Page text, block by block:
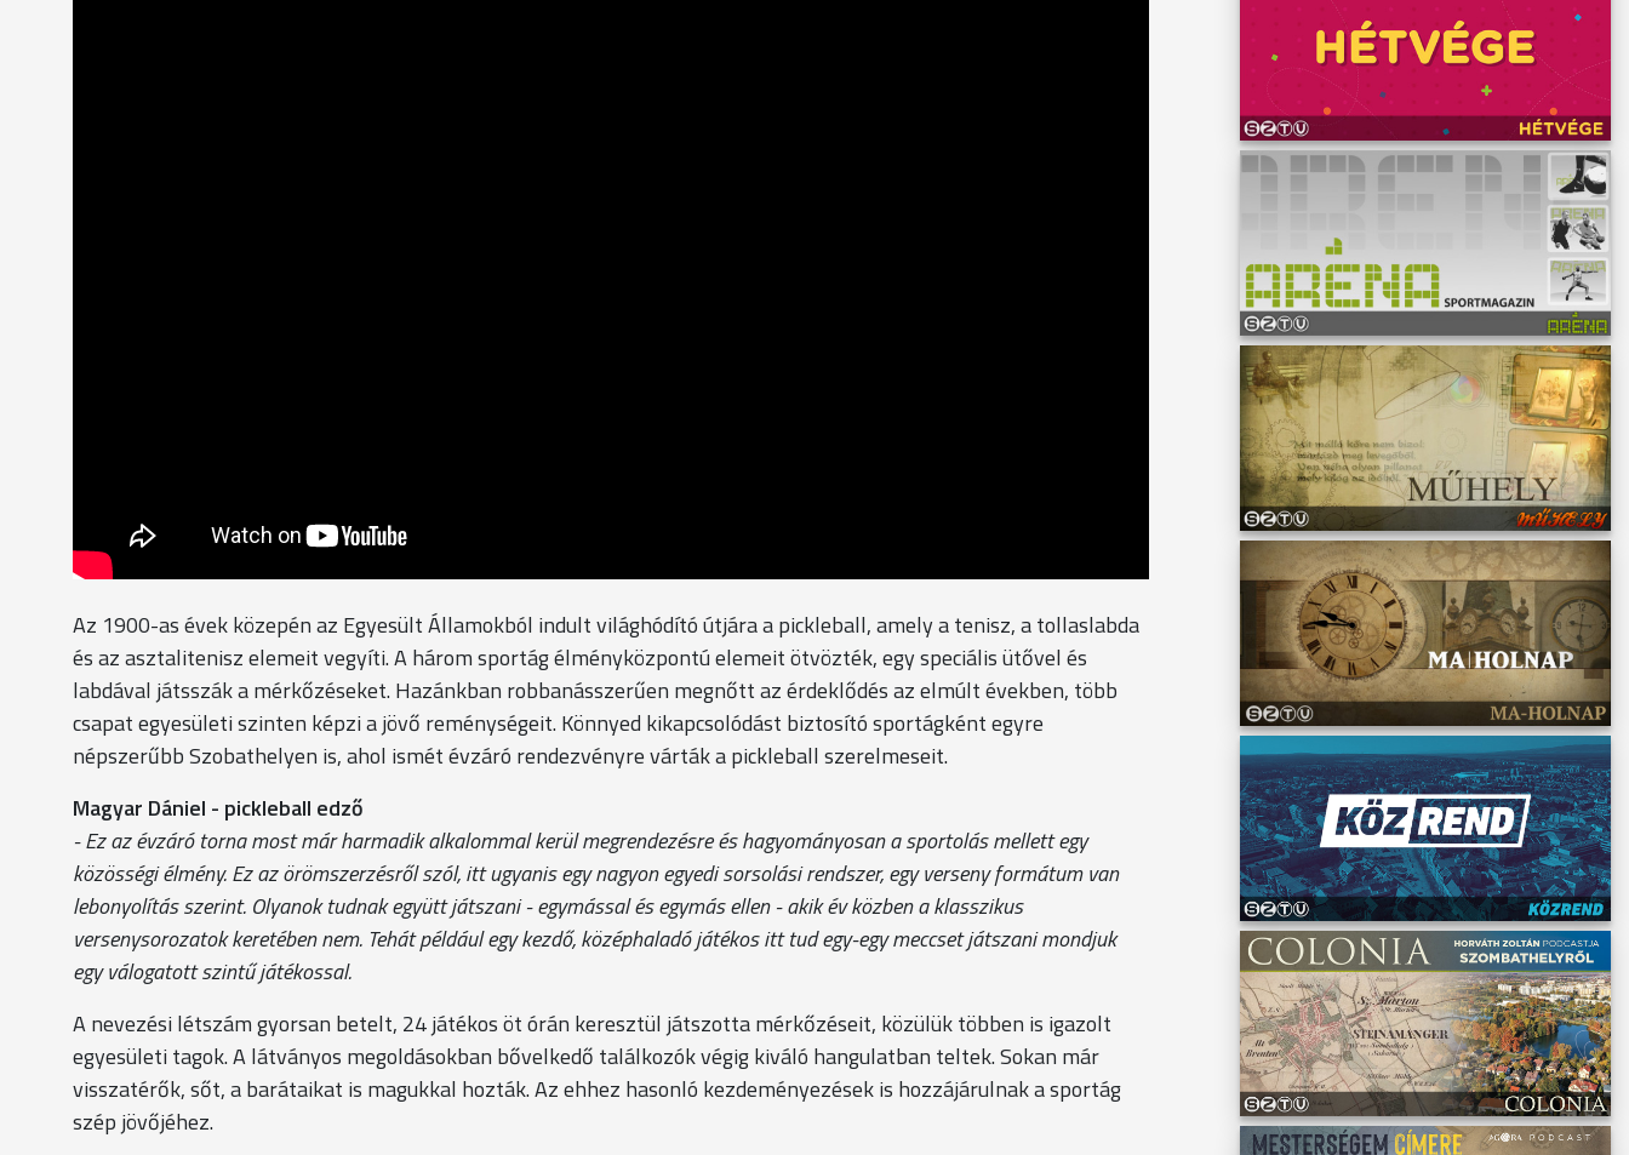
Az 1900-as évek közepén az Egyesült Államokból indult világhódító útjára a pickleball, amely a tenisz, a tollaslabda
és az asztalitenisz elemeit vegyíti. A három sportág élményközpontú elemeit ötvözték, egy speciális ütővel és
labdával játsszák a mérkőzéseket. Hazánkban robbanásszerűen megnőtt az érdeklődés az elmúlt években, több
csapat egyesületi szinten képzi a jövő reménységeit. Könnyed kikapcsolódást biztosító sportágként egyre
népszerűbb Szobathelyen is, ahol ismét évzáró rendezvényre várták a pickleball szerelmeseit.
Magyar Dániel - pickleball edző
- Ez az évzáró torna most már harmadik alkalommal kerül megrendezésre és hagyományosan a sportolás mellett egy
közösségi élmény. Ez az örömszerzésről szól, itt ugyanis egy nagyon egyedi sorsolási rendszer, egy verseny formátum van
lebonyolítás szerint. Olyanok tudnak együtt játszani - egymással és egymás ellen - akik év közben a klasszikus
versenysorozatok keretében nem. Tehát például egy kezdő, középhaladó játékos itt tud egy-egy meccset játszani mondjuk
egy válogatott szintű játékossal.
A nevezési létszám gyorsan betelt, 24 játékos öt órán keresztül játszotta mérkőzéseit, közülük többen is igazolt
egyesületi tagok. A látványos megoldásokban bővelkedő találkozók végig kiváló hangulatban teltek. Sokan már
visszatérők, sőt, a barátaikat is magukkal hozták. Az ehhez hasonló kezdeményezések is hozzájárulnak a sportág
szép jövőjéhez.